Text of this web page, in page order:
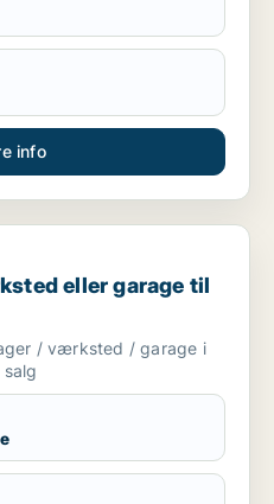
info
garage til salg i Vejle
eller garage til
/ værksted / garage i